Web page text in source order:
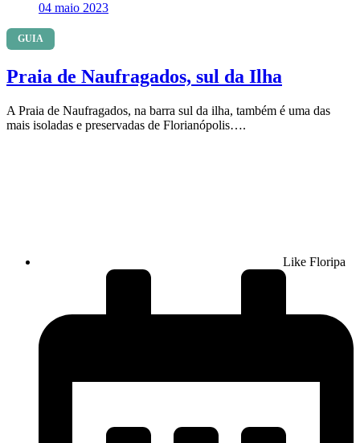
04 maio 2023
GUIA
Praia de Naufragados, sul da Ilha
A Praia de Naufragados, na barra sul da ilha, também é uma das
mais isoladas e preservadas de Florianópolis….
Like Floripa